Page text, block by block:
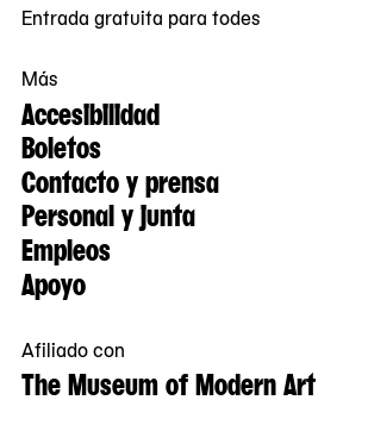
Entrada gratuita para todes
Más
Accesibilidad
Boletos
Contacto y prensa
Personal y junta
Empleos
Apoyo
Afiliado con
The Museum of Modern Art